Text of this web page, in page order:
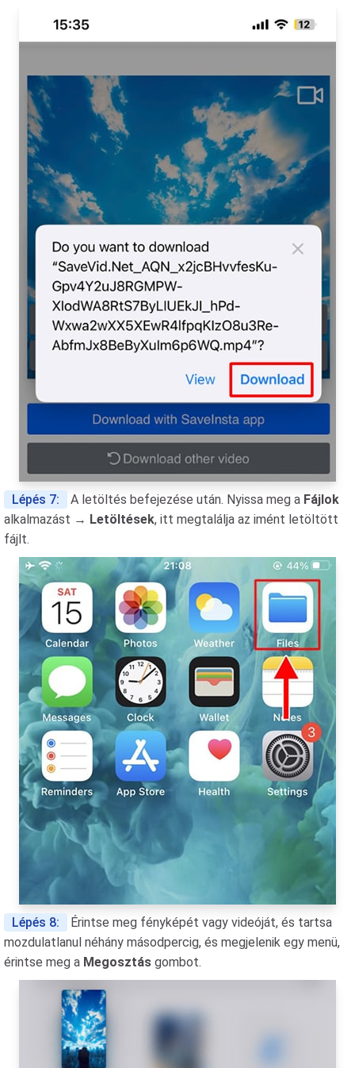
Lépés 7: A letöltés befejezése után. Nyissa meg a Fájlok
alkalmazást → Letöltések, itt megtalálja az imént letöltött
fájlt.
Lépés 8:
Érintse meg fényképét vagy videóját, és tartsa
mozdulatlanul néhány másodpercig, és megjelenik egy menü,
érintse meg a Megosztás gombot.